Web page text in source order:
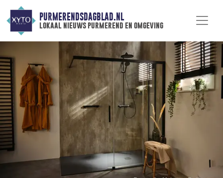
PURMERENDSDAGBLAD.NL
lokaal nieuws purmerend en omgeving